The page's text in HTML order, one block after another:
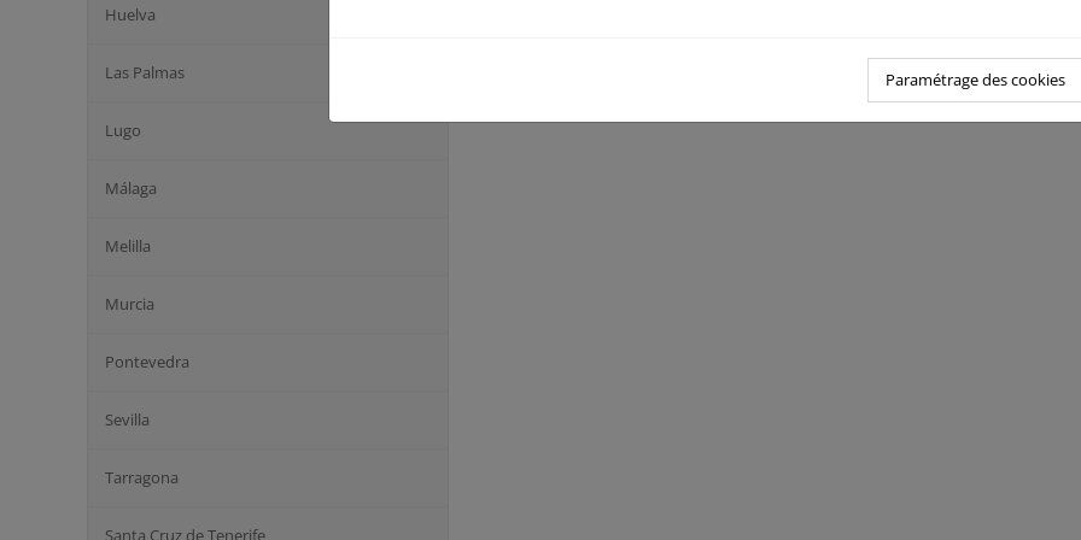
Huelva
Las Palmas
Lugo
Málaga
Melilla
Murcia
Pontevedra
Sevilla
Tarragona
Santa Cruz de Tenerife
Paramétrage des cookies